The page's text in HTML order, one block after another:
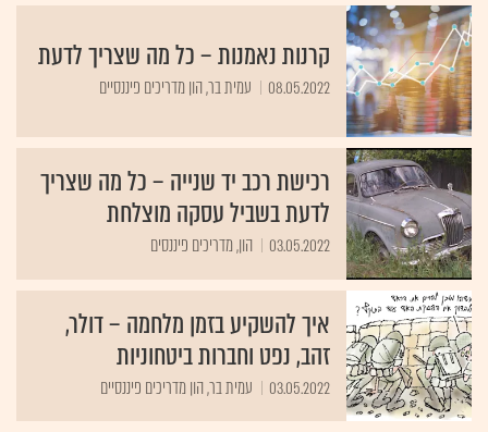
קרנות נאמנות – כל מה שצריך לדעת
08.05.2022 עמית בר, הון מדריכים פיננסיים
רכישת רכב יד שנייה – כל מה שצריך
לדעת בשביל עסקה מוצלחת
03.05.2022 הון, מדריכים פיננסים
איך להשקיע בזמן מלחמה – דולר,
זהב, נפט וחברות ביטחוניות
03.05.2022 עמית בר, הון מדריכים פיננסיים